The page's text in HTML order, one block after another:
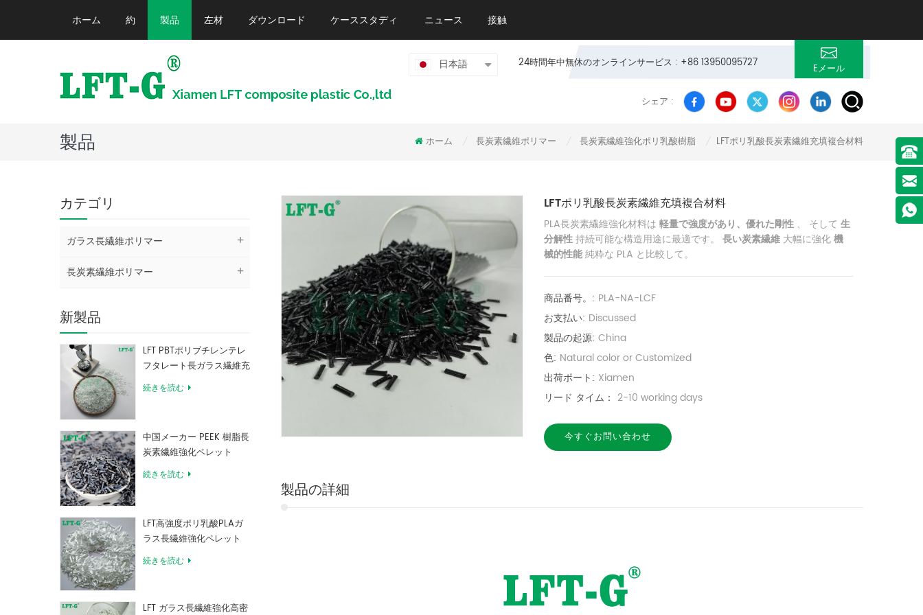
ホーム 約 製品 左材 ダウンロード ケーススタディ ニュース 接触
24時間年中無休のオンラインサービス : +86 13950095727 Eメール
日本語
シェア :
製品 ホーム 長炭素繊維ポリマー 長炭素繊維強化ポリ乳酸樹脂 LFTポリ乳酸長炭素繊維充填複合材料
カテゴリ
ガラス長繊維ポリマー
長炭素繊維ポリマー
新製品
LFT PBTポリブチレンテレ
フタレート長ガラス繊維充
填複合材料
続きを読む
中国メーカー PEEK 樹脂長
炭素繊維強化ペレット
続きを読む
LFT高強度ポリ乳酸PLAガ
ラス長繊維強化ペレット
続きを読む
LFT ガラス長繊維強化高密
LFTポリ乳酸長炭素繊維充填複合材料
PLA長炭素繊維強化材料は軽量で強度があり、優れた剛性 、 そして生
分解性持続可能な構造用途に最適です。長い炭素繊維 大幅に強化機
械的性能純粋な PLA と比較して。
商品番号。: PLA-NA-LCF
お支払い: Discussed
製品の起源: China
色: Natural color or Customized
出荷ポート: Xiamen
リード タイム： 2-10 working days
今すぐお問い合わせ
製品の詳細